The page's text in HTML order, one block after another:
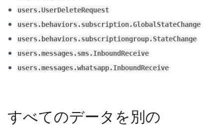
users.UserDeleteRequest
users.behaviors.subscription.GlobalStateChange
users.behaviors.subscriptiongroup.StateChange
users.messages.sms.InboundReceive
users.messages.whatsapp.InboundReceive
すべてのデータを別の